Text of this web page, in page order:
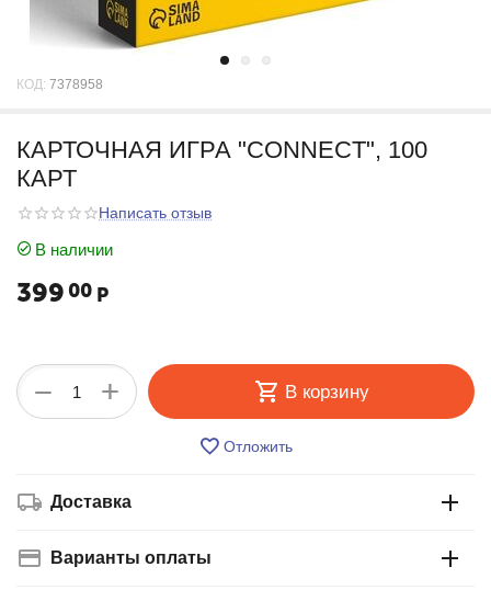
КОД: 7378958
КАРТОЧНАЯ ИГРА "CONNECT", 100
КАРТ
Написать отзыв
В наличии
399 00 Р
+
− В корзину
Отложить
Доставка
Варианты оплаты